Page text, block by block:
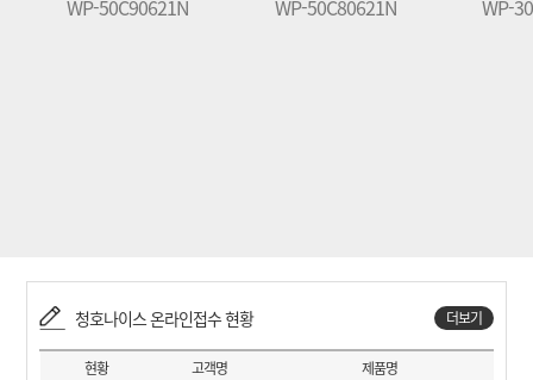
WP-50C90621N WP-50C80621N WP-
청호나이스 온라인접수 현황 더보기
현황 고객명 제품명